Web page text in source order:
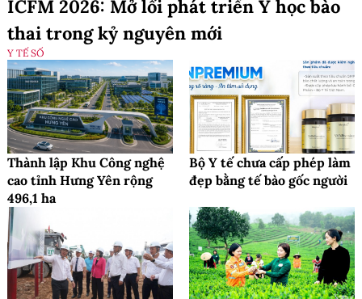
ICFM 2026: Mở lối phát triển Y học bào
thai trong kỷ nguyên mới
Y TẾ SỐ
Thành lập Khu Công nghệ
cao tỉnh Hưng Yên rộng
496,1 ha
Bộ Y tế chưa cấp phép làm
đẹp bằng tế bào gốc người